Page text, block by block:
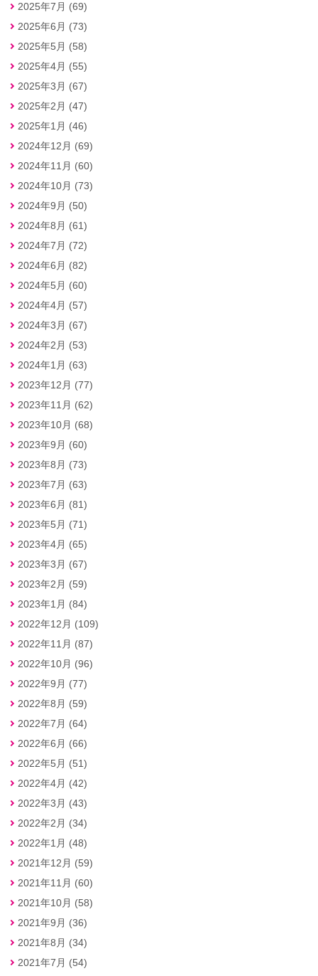
2025年7月 (69)
2025年6月 (73)
2025年5月 (58)
2025年4月 (55)
2025年3月 (67)
2025年2月 (47)
2025年1月 (46)
2024年12月 (69)
2024年11月 (60)
2024年10月 (73)
2024年9月 (50)
2024年8月 (61)
2024年7月 (72)
2024年6月 (82)
2024年5月 (60)
2024年4月 (57)
2024年3月 (67)
2024年2月 (53)
2024年1月 (63)
2023年12月 (77)
2023年11月 (62)
2023年10月 (68)
2023年9月 (60)
2023年8月 (73)
2023年7月 (63)
2023年6月 (81)
2023年5月 (71)
2023年4月 (65)
2023年3月 (67)
2023年2月 (59)
2023年1月 (84)
2022年12月 (109)
2022年11月 (87)
2022年10月 (96)
2022年9月 (77)
2022年8月 (59)
2022年7月 (64)
2022年6月 (66)
2022年5月 (51)
2022年4月 (42)
2022年3月 (43)
2022年2月 (34)
2022年1月 (48)
2021年12月 (59)
2021年11月 (60)
2021年10月 (58)
2021年9月 (36)
2021年8月 (34)
2021年7月 (54)